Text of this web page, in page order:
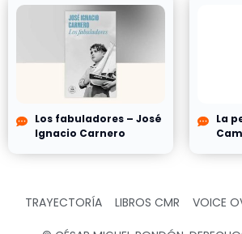
Los fabuladores – José
Ignacio Carnero
La
TRAYECTORÍA LIBROS CMR VOICE